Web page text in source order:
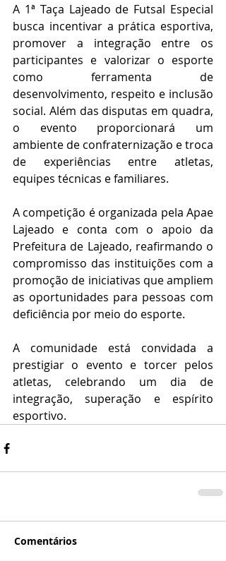
A 1ª Taça Lajeado de Futsal Especial
busca incentivar a prática esportiva,
promover a integração entre os
participantes e valorizar o esporte
como ferramenta de
desenvolvimento, respeito e inclusão
social. Além das disputas em quadra,
o evento proporcionará um
ambiente de confraternização e troca
de experiências entre atletas,
equipes técnicas e familiares.
A competição é organizada pela Apae
Lajeado e conta com o apoio da
Prefeitura de Lajeado, reafirmando o
compromisso das instituições com a
promoção de iniciativas que ampliem
as oportunidades para pessoas com
deficiência por meio do esporte.
A comunidade está convidada a
prestigiar o evento e torcer pelos
atletas, celebrando um dia de
integração, superação e espírito
esportivo.
Comentários